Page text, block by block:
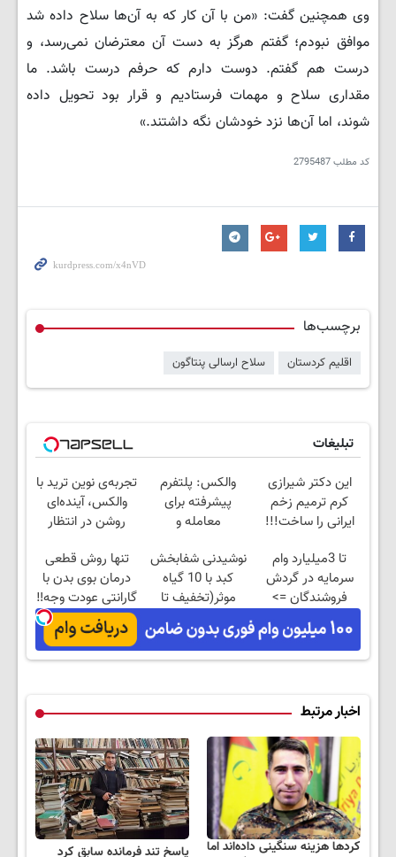
وی همچنین گفت: «من با آن کار که به آن‌ها سلاح داده شد
موافق نبودم؛ گفتم هرگز به دست آن معترضان نمی‌رسد، و
درست هم گفتم. دوست دارم که حرفم درست باشد. ما
مقداری سلاح و مهمات فرستادیم و قرار بود تحویل داده
شوند، اما آن‌ها نزد خودشان نگه داشتند.»
کد مطلب2795487
برچسب‌ها
اقلیم کردستان سلاح ارسالی پنتاگون
تبلیغات
این دکتر شیرازی
کرم ترمیم زخم
ایرانی را ساخت!!!
والکس: پلتفرم
پیشرفته برای
معامله و
تجربه‌ی نوین ترید با
والکس، آینده‌ای
روشن در انتظار
تا 3میلیارد وام
سرمایه در گردش
فروشندگان =>
فروشگاهت رو ثبت
کن
نوشیدنی شفابخش
کبد با 10 گیاه
موثر(تخفیف تا
امشب)
تنها روش قطعی
درمان بوی بدن با
گارانتی عودت وجه‼️
همین الان ببین
اخبار مرتبط
کردها هزینه سنگینی داده‌اند اما
پاسخ تند فرمانده سابق کرد